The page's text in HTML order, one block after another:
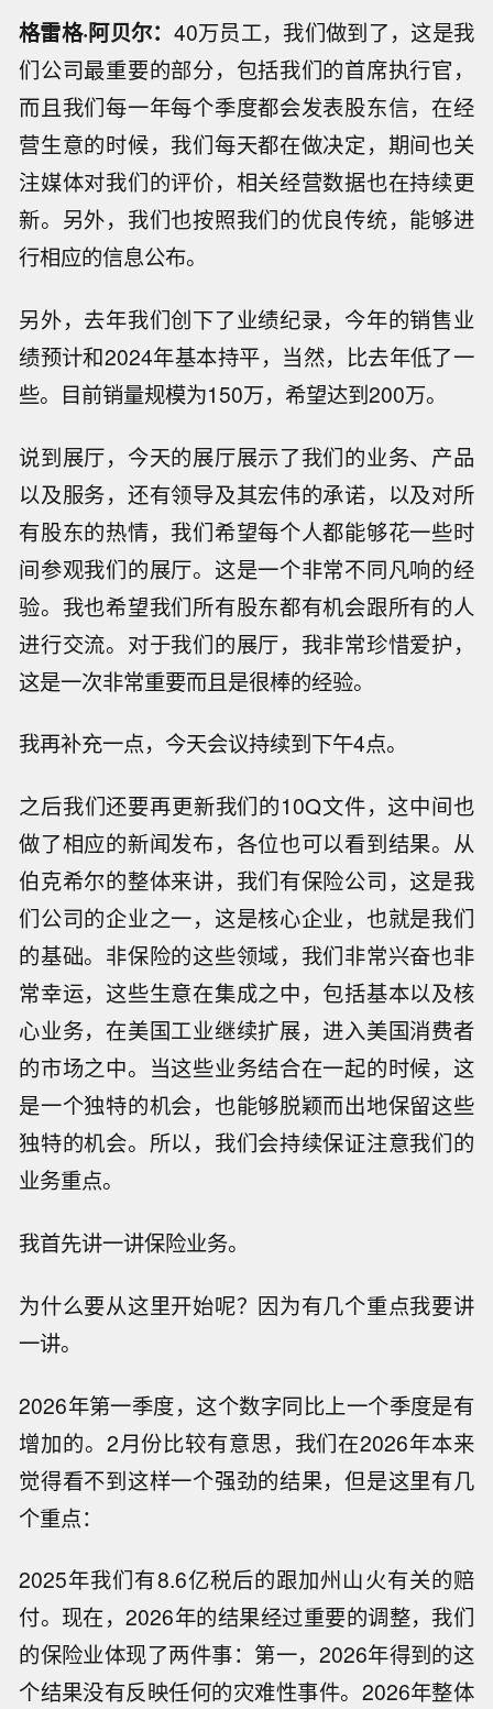
格雷格·阿贝尔： 40万员工，我们做到了，这是我
们公司最重要的部分，包括我们的首席执行官，
而且我们每一年每个季度都会发表股东信，在经
营生意的时候，我们每天都在做决定，期间也关
注媒体对我们的评价，相关经营数据也在持续更
新。另外，我们也按照我们的优良传统，能够进
行相应的信息公布。
另外，去年我们创下了业绩纪录，今年的销售业
绩预计和2024年基本持平，当然，比去年低了一
些。目前销量规模为150万，希望达到200万。
说到展厅，今天的展厅展示了我们的业务、产品
以及服务，还有领导及其宏伟的承诺，以及对所
有股东的热情，我们希望每个人都能够花一些时
间参观我们的展厅。这是一个非常不同凡响的经
验。我也希望我们所有股东都有机会跟所有的人
进行交流。对于我们的展厅，我非常珍惜爱护，
这是一次非常重要而且是很棒的经验。
我再补充一点，今天会议持续到下午4点。
之后我们还要再更新我们的10Q文件，这中间也
做了相应的新闻发布，各位也可以看到结果。从
伯克希尔的整体来讲，我们有保险公司，这是我
们公司的企业之一，这是核心企业，也就是我们
的基础。非保险的这些领域，我们非常兴奋也非
常幸运，这些生意在集成之中，包括基本以及核
心业务，在美国工业继续扩展，进入美国消费者
的市场之中。当这些业务结合在一起的时候，这
是一个独特的机会，也能够脱颖而出地保留这些
独特的机会。所以，我们会持续保证注意我们的
业务重点。
我首先讲一讲保险业务。
为什么要从这里开始呢？因为有几个重点我要讲
一讲。
2026年第一季度，这个数字同比上一个季度是有
增加的。2月份比较有意思，我们在2026年本来
觉得看不到这样一个强劲的结果，但是这里有几
个重点：
2025年我们有8.6亿税后的跟加州山火有关的赔
付。现在，2026年的结果经过重要的调整，我们
的保险业体现了两件事：第一，2026年得到的这
个结果没有反映任何的灾难性事件。2026年整体